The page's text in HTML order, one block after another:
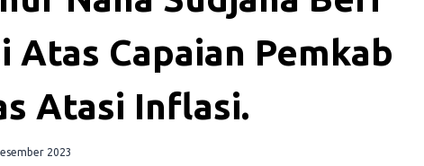
Atas Capaian Pemkab
Atasi Inflasi.
2023